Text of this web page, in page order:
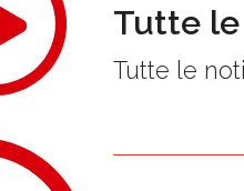
Tutte
Tutte le